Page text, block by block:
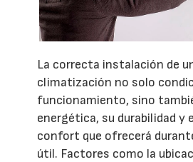
La correcta instalación de
climatización no solo
funcionamiento, sino
energética, su durabilidad y
confort que ofrecerá
útil. Factores como la